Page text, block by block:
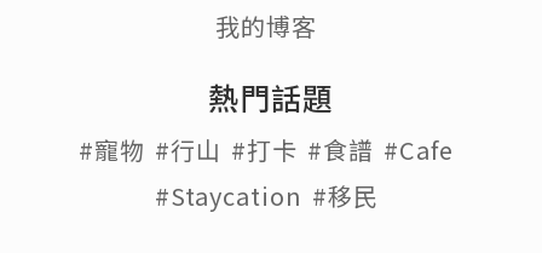
我的博客
熱門話題
#寵物 #行山 #打卡 #食譜 #Cafe
#Staycation #移民